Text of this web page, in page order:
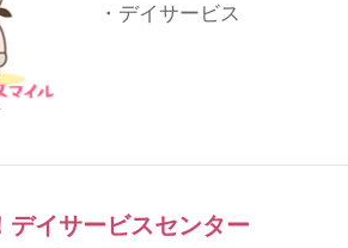
・デイサービス
デイサービスセンター